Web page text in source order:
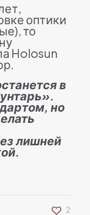
оптики
то
Holosun
в
но
лишней
2